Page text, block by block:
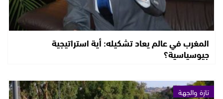
المغرب في عالم يعاد تشكيله: أية استراتيجية
جيوسياسية؟
تازة والجهة